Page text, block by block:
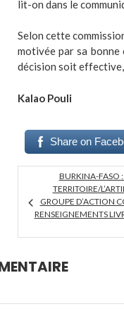
lit-on dans le
Selon cette
motivée par sa
décision soit effective,
Kalao Pouli
Share on
BURKINA-FASO
TERRITOIRE/
GROUPE D’ACTION
RENSEIGNEMENTS